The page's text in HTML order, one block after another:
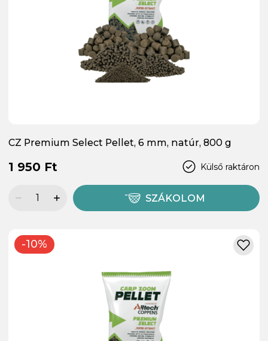
CZ Premium Select Pellet, 6 mm, natúr, 800 g
Külső raktáron
1 950 Ft
SZÁKOLOM
-10%